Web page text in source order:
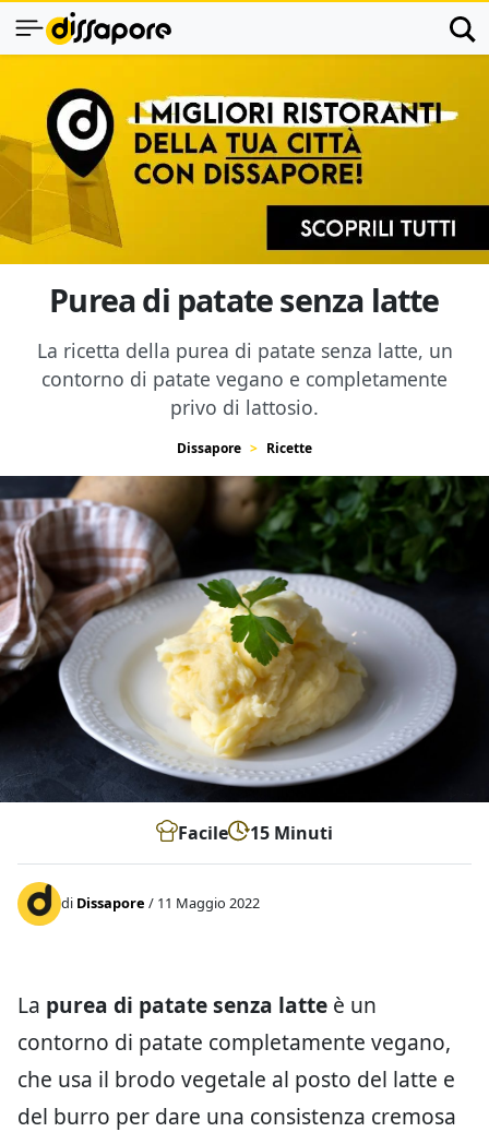
Purea di patate senza latte
La ricetta della purea di patate senza latte, un
contorno di patate vegano e completamente
privo di lattosio.
Dissapore Ricette
Facile 15 Minuti
di Dissapore / 11 Maggio 2022
La purea di patate senza latte è un
contorno di patate completamente vegano,
che usa il brodo vegetale al posto del latte e
del burro per dare una consistenza cremosa